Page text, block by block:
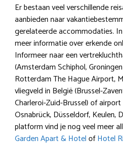
Er bestaan veel verschillende
aanbieden naar
gerelateerde accommodaties.
meer informatie over erkende
Informeer naar een
(Amsterdam Schiphol,
Rotterdam The Hague Airport,
vliegveld in België (Brussel-
Charleroi-Zuid-Brussel) of
Osnabrück, Düsseldorf, Keulen,
platform vind je nog veel meer
Garden Apart & HotelofHotel